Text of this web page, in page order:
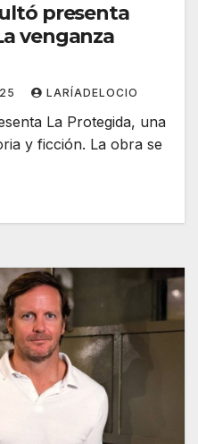
presenta
venganza
LARÍADELOCIO
La Protegida, una
y ficción. La obra se